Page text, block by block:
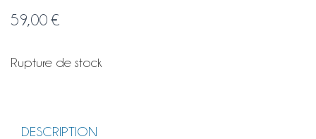
59,00€
Rupture de stock
DESCRIPTION